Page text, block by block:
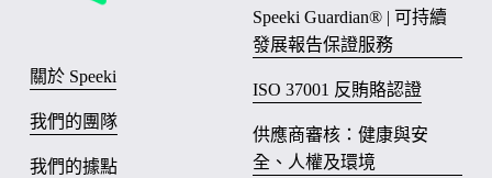
Speeki Guardian® | 可持續
發展報告保證服務
ISO 37001 反賄賂認證
供應商審核：健康與安
全、人權及環境
關於 Speeki
我們的團隊
我們的據點